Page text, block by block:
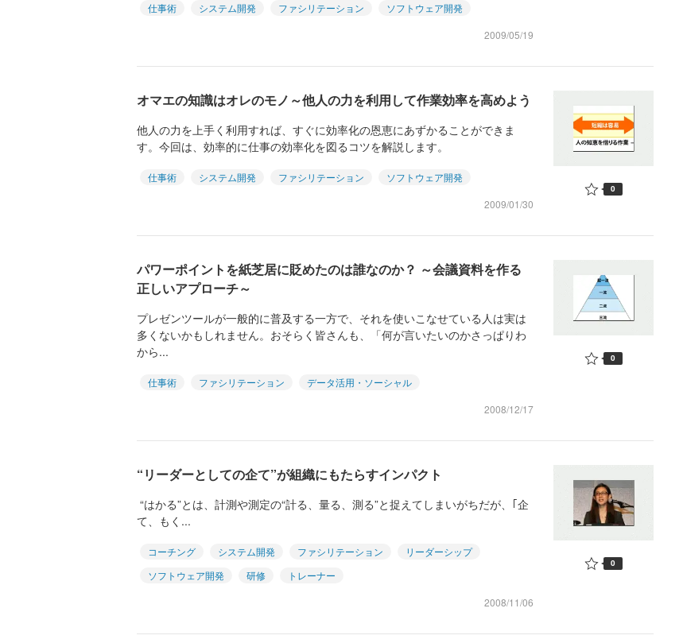
仕事術 システム開発 ファシリテーション
ソフトウェア開発
2009/05/19
オマエの知識はオレのモノ～他人の力を利用して作業効率を高めよう
他人の力を上手く利用すれば、すぐに効率化の恩恵にあずかることができま
す。今回は、効率的に仕事の効率化を図るコツを解説します。
仕事術 システム開発 ファシリテーション
ソフトウェア開発
2009/01/30
0
パワーポイントを紙芝居に貶めたのは誰なのか？ ～会議資料を作る
正しいアプローチ～
プレゼンツールが一般的に普及する一方で、それを使いこなせている人は実は
多くないかもしれません。おそらく皆さんも、「何が言いたいのかさっぱりわ
から...
仕事術 ファシリテーション
データ活用・ソーシャル
2008/12/17
0
“リーダーとしての企て”が組織にもたらすインパクト
“はかる”とは、計測や測定の“計る、量る、測る”と捉えてしまいがちだが、｢企
て、もく...
コーチング システム開発 ファシリテーション
リーダーシップ
ソフトウェア開発
研修
トレーナー
2008/11/06
0